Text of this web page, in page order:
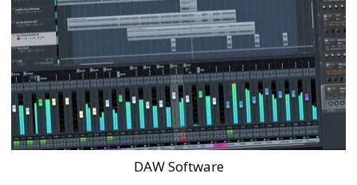
DAW Software